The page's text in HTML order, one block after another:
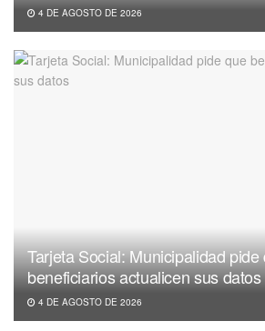
4 DE AGOSTO DE 2026
Tarjeta Social: Municipalidad pide
beneficiarios actualicen sus datos
4 DE AGOSTO DE 2026